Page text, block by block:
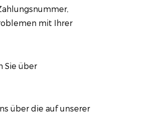
mit Ihrer
Sie über
über die auf unserer